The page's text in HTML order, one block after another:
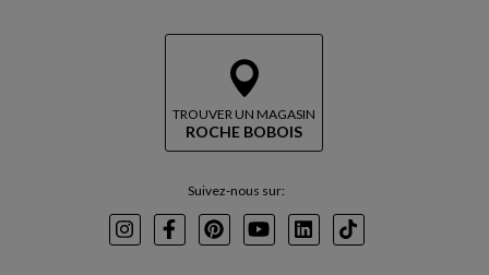
TROUVER UN MAGASIN
ROCHE BOBOIS
Suivez-nous sur:
InstagramFacebookPinterest
YoutubeLinkedInTikTok